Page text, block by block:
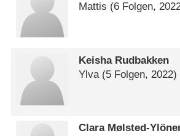
Mattis (6 Folgen,
Keisha Rudbakken
Ylva(5 Folgen, 2022)
Clara Mølsted-